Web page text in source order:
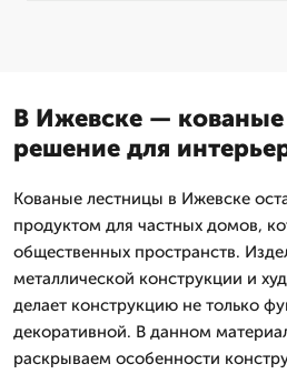
В Ижевске —
решение для
Кованые лестницы в Ижевске
продуктом для частных домов,
общественных пространств.
металлической конструкции и
делает конструкцию не только
декоративной. В данном
раскрываем особенности